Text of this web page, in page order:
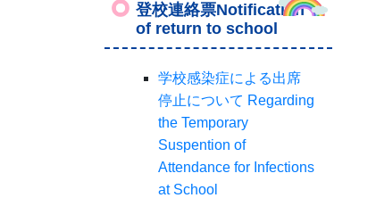
登校連絡票Notification
of return to school
学校感染症による出席
停止について Regarding
the Temporary
Suspention of
Attendance for Infections
at School